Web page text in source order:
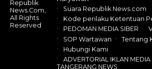
Republik
News.Com,
All Rights
Reserved
Suara Republik News.com
Kode perilaku Ketentuan
PEDOMAN MEDIA SIBER
SOP Wartawan
Tentang
Hubungi Kami
ADVERTORIAL IKLAN MEDIA
TANGERANG NEWS